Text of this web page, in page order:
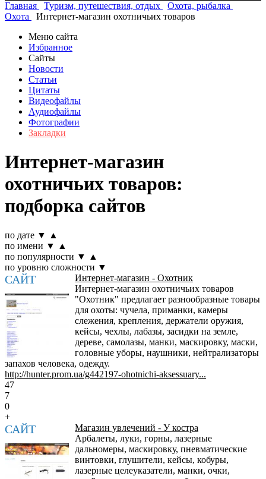
Главная
Туризм, путешествия, отдых
Охота, рыбалка
Охота
Интернет-магазин охотничьих товаров
Меню сайта
Избранное
Сайты
Новости
Статьи
Цитаты
Видеофайлы
Аудиофайлы
Фотографии
Закладки
Интернет-магазин
охотничьих товаров:
подборка сайтов
по дате ▼
▲
по имени ▼
▲
по популярности ▼
▲
по уровню сложности ▼
САЙТ
Интернет-магазин - Охотник
Интернет-магазин охотничьих товаров
"Охотник" предлагает разнообразные товары
для охоты: чучела, приманки, камеры
слежения, крепления, держатели оружия,
кейсы, чехлы, лабазы, засидки на земле,
дереве, самолазы, манки, маскировку, маски,
головные уборы, наушники, нейтрализаторы
запахов человека, одежду.
http://hunter.prom.ua/g442197-ohotnichi-aksessuary...
47
7
0
+
САЙТ
Магазин увлечений - У костра
Арбалеты, луки, горны, лазерные
дальномеры, маскировку, пневматические
винтовки, глушители, кейсы, кобуры,
лазерные целеуказатели, манки, очки,